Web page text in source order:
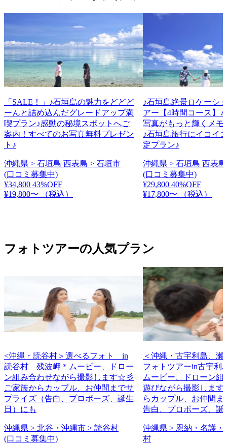
「SALE！」♪石垣島の魅力をどどど
ーんと詰め込んだグレードアップ満
喫プラン♪感動の秘境スポットへご
案内！すべてのお写真無料プレゼン
ト♪
沖縄県 > 石垣島 西表島 > 石垣市
(口コミ募集中)
¥34,800 43%OFF
¥19,800〜
（税込）
♪石垣島絶景ロケーシ
アー【4時間コース】♪
写真がもっと輝くメモ
♪石垣島旅行にイコイ
定プラン♪
沖縄県 > 石垣島 西表
(口コミ募集中)
¥29,800 40%OFF
¥17,800〜
（税込）
フォトツアーの人気プラン
<沖縄・読谷村＞選べるフォト in
読谷村 残波岬＊ムービー、ドロー
ン組み合わせながら撮影します☆彡
ご家族からカップル、お仲間までサ
プライズ（告白、プロポーズ、誕生
日）にも
沖縄県 > 北谷・沖縄市 > 読谷村
(口コミ募集中)
＜沖縄・古宇利島、
フォトツアーin古宇
ムービー、ドローン組
遊びながら撮影しま
らカップル、お仲間ま
告白、プロポーズ、誕
沖縄県 > 恩納・名護・
村